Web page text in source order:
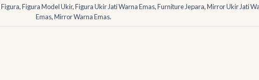
Figura,Figura Model Ukir,Figura Ukir Jati Warna Emas,Furniture Jepara,Mirror Ukir Jati
Emas,Mirror Warna Emas.